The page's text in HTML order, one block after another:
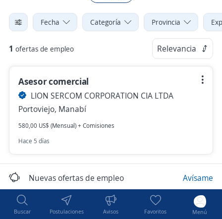
Buscar Postulaciones Avisos Favoritos Menú
Fecha Categoría Provincia
1 ofertas de empleo Relevancia
Asesor comercial
LION SERCOM CORPORATION CIA LTDA
Portoviejo, Manabí
580,00 US$ (Mensual) + Comisiones
Hace 5 días
Nuevas ofertas de empleo Avísame